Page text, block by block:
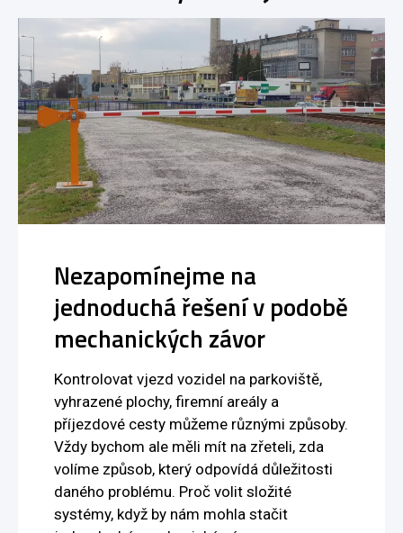
Nezapomínejme na
jednoduchá řešení v podobě
mechanických závor
Kontrolovat vjezd vozidel na parkoviště,
vyhrazené plochy, firemní areály a
příjezdové cesty můžeme různými způsoby.
Vždy bychom ale měli mít na zřeteli, zda
volíme způsob, který odpovídá důležitosti
daného problému. Proč volit složité
systémy, když by nám mohla stačit